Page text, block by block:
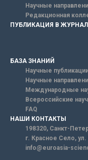
Научные
Редакционная
ПУБЛИКАЦИЯ В
БАЗА ЗНАНИЙ
Научные
Научные
Международные
Всероссийские
FAQ
НАШИ КОНТАКТЫ
198320, Санкт-
г. Красное Село,
info@euroasia-